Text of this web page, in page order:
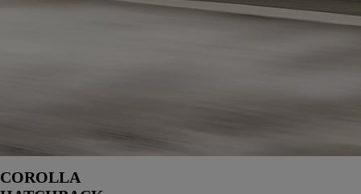
COROLLA